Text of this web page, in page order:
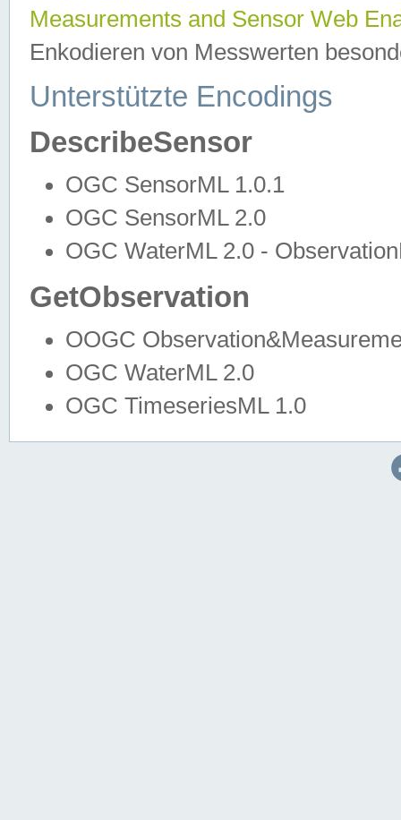
Measurements and Sensor Web
Enkodieren von Messwerten
Unterstützte Encodings
DescribeSensor
OGC SensorML 1.0.1
OGC SensorML 2.0
OGC WaterML 2.0 -
GetObservation
OOGC
OGC WaterML 2.0
OGC TimeseriesML 1.0